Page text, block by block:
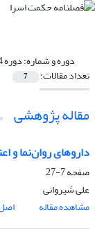
دوره و شماره:دوره 4، شماره 2 - شماره پیاپی 12، پاییز 1391
تعداد مقالات: 7
مقاله پژوهشی
داروهای روان‌نما و
صفحه7-27
علی شیروانی
مشاهده مقاله